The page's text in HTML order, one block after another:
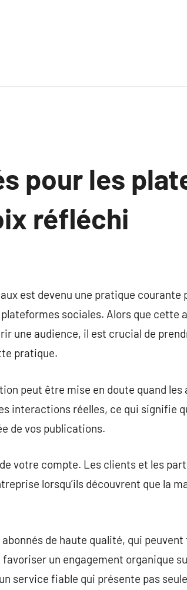
pour les
réfléchi
est devenu une pratique courante
sociales. Alors que cette
une audience, il est crucial de
pratique.
peut être mise en doute quand les
interactions réelles, ce qui signifie
de vos publications.
votre compte. Les clients et les
lorsqu’ils découvrent que la
de haute qualité, qui
un engagement organique
service fiable qui présente pas